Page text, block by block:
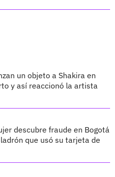
un objeto a Shakira en
y así reaccionó la artista
descubre fraude en Bogotá
que usó su tarjeta de